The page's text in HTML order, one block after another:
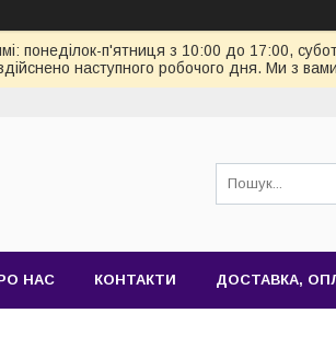
понеділок-п'ятниця з 10:00 до 17:00,
наступного робочого дня. Ми з
НАС КОНТАКТИ ДОСТАВКА,